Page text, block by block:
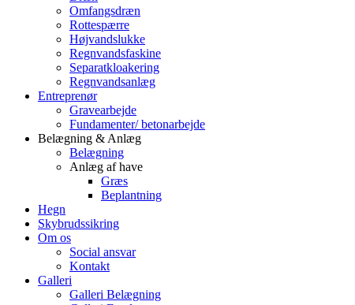
Omfangsdræn
Rottespærre
Højvandslukke
Regnvandsfaskine
Separatkloakering
Regnvandsanlæg
Entreprenør
Gravearbejde
Fundamenter/ betonarbejde
Belægning & Anlæg
Belægning
Anlæg af have
Græs
Beplantning
Hegn
Skybrudssikring
Om os
Social ansvar
Kontakt
Galleri
Galleri Belægning